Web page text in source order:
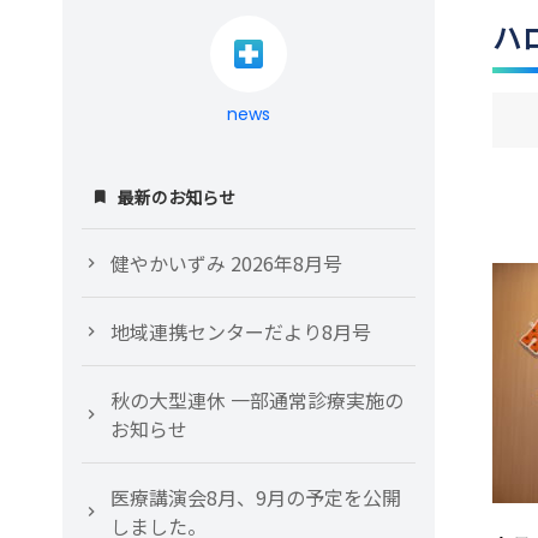
ハ
news
最新のお知らせ
健やかいずみ 2026年8月号
地域連携センターだより8月号
秋の大型連休 一部通常診療実施の
お知らせ
医療講演会8月、9月の予定を公開
しました。